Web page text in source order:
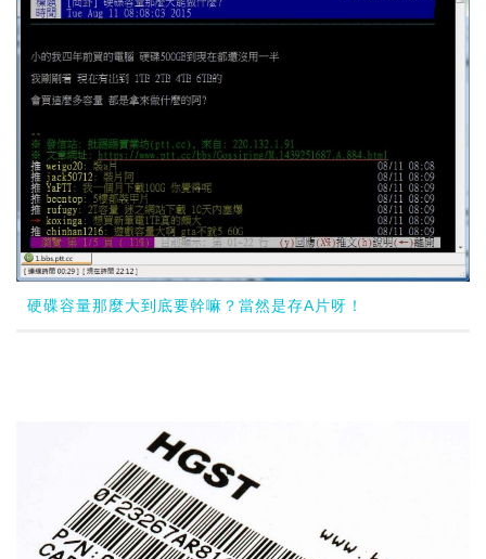
硬碟容量那麼大到底要幹嘛？當然是存A片呀！